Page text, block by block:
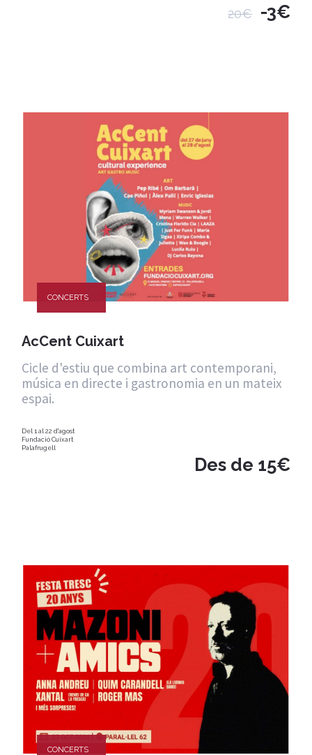
20€ -3€
CONCERTS
AcCent Cuixart
Cicle d'estiu que combina art contemporani,
música en directe i gastronomia en un mateix
espai.
Del 1 al 22 d'agost
Fundació Cuixart
Palafrugell
Des de 15€
CONCERTS